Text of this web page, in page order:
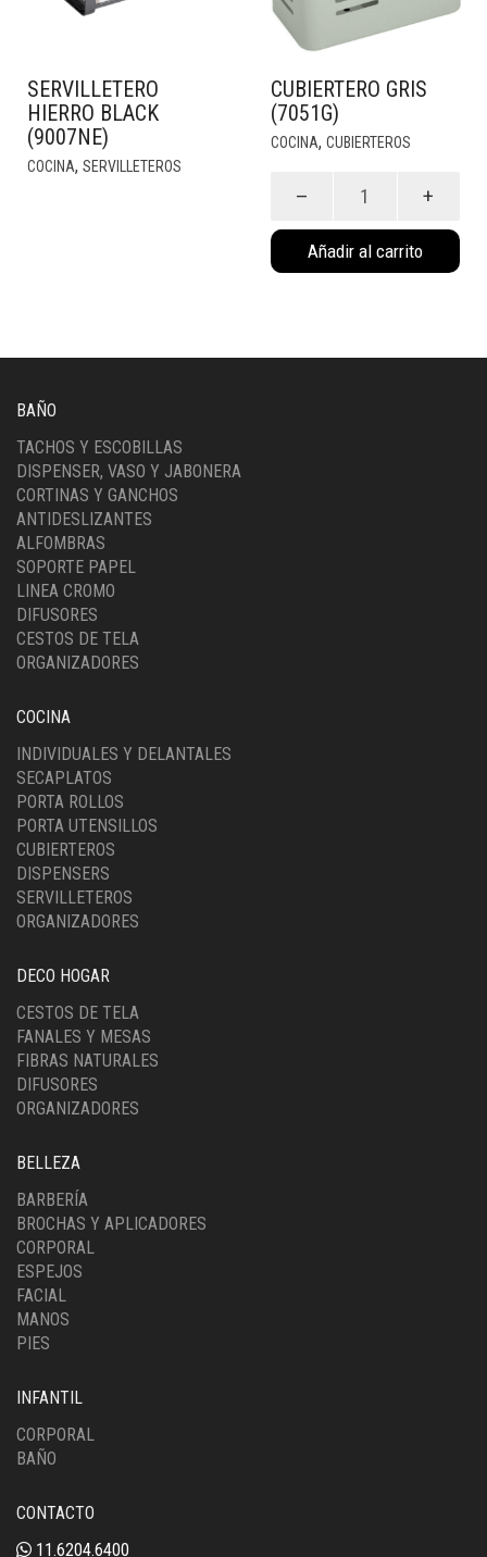
SERVILLETERO
HIERRO BLACK
(9007NE)
COCINA, SERVILLETEROS
CUBIERTERO GRIS
(7051G)
COCINA, CUBIERTEROS
(7051G)
cantidadAñadir al carrito
BAÑO
TACHOS Y ESCOBILLAS
DISPENSER, VASO Y JABONERA
CORTINAS Y GANCHOS
ANTIDESLIZANTES
ALFOMBRAS
SOPORTE PAPEL
LINEA CROMO
DIFUSORES
CESTOS DE TELA
ORGANIZADORES
COCINA
INDIVIDUALES Y DELANTALES
SECAPLATOS
PORTA ROLLOS
PORTA UTENSILLOS
CUBIERTEROS
DISPENSERS
SERVILLETEROS
ORGANIZADORES
DECO HOGAR
CESTOS DE TELA
FANALES Y MESAS
FIBRAS NATURALES
DIFUSORES
ORGANIZADORES
BELLEZA
BARBERÍA
BROCHAS Y APLICADORES
CORPORAL
ESPEJOS
FACIAL
MANOS
PIES
INFANTIL
CORPORAL
BAÑO
CONTACTO
11.6204.6400